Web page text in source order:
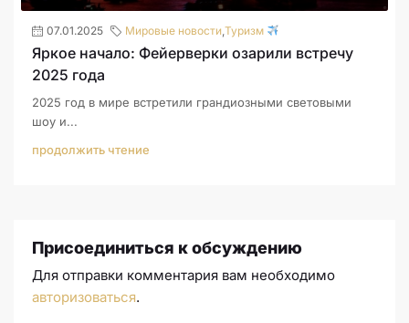
07.01.2025 Мировые новости Туризм
Яркое начало: Фейерверки озарили встречу
2025 года
2025 год в мире встретили грандиозными световыми
шоу и...
продолжить чтение
Присоединиться к обсуждению
Для отправки комментария вам необходимо
авторизоваться.